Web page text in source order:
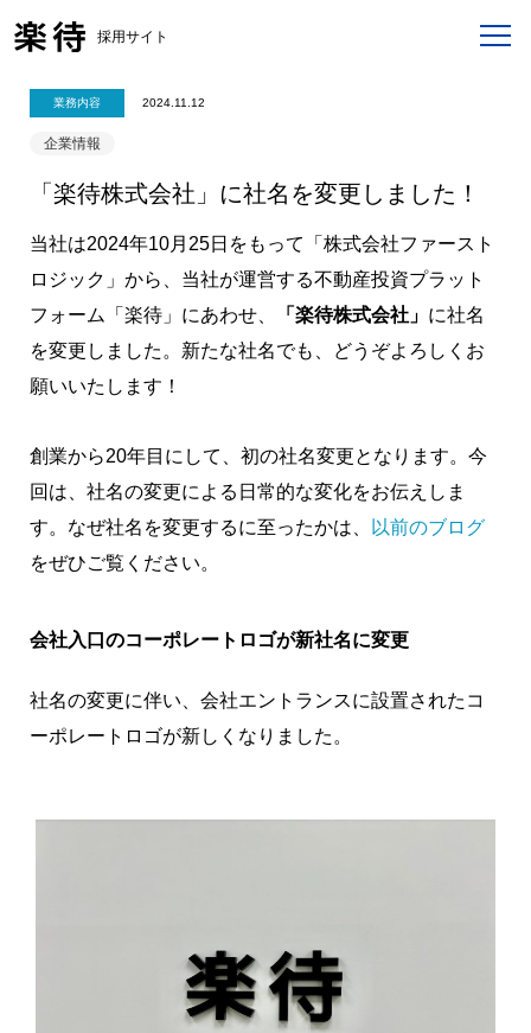
採用サイト
業務内容 2024.11.12
企業情報
「楽待株式会社」に社名を変更しました！
当社は2024年10月25日をもって「株式会社ファースト
ロジック」から、当社が運営する不動産投資プラット
フォーム「楽待」にあわせ、
「楽待株式会社」 に社名
を変更しました。新たな社名でも、どうぞよろしくお
願いいたします！
創業から20年目にして、初の社名変更となります。今
回は、社名の変更による日常的な変化をお伝えしま
す。なぜ社名を変更するに至ったかは、 以前のブログ
をぜひご覧ください。
会社入口のコーポレートロゴが新社名に変更
社名の変更に伴い、会社エントランスに設置されたコ
ーポレートロゴが新しくなりました。